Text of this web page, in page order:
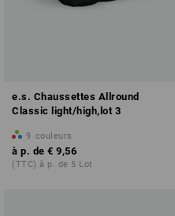
e.s. Chaussettes Allround
Classic light/high,lot 3
9 couleurs
à p. de € 9,56
(TTC) à p. de 5 Lot